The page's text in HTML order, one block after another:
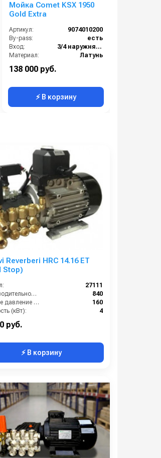
Мойка Comet KSX 1950
Gold Extra
Артикул:
9074010200
By-pass:
есть
Вход:
3/4 наружняя резьба
Материал:
Латунь
Производительность (л/мин):
Температура (°C):
138 000 руб.
⚡ В корзину
Reverberi HRC 14.16 ET
Stop)
27111
Производительность (л/ч):
840
Рабочее давление (бар):
160
(кВт):
4
(В):
руб.
⚡ В корзину